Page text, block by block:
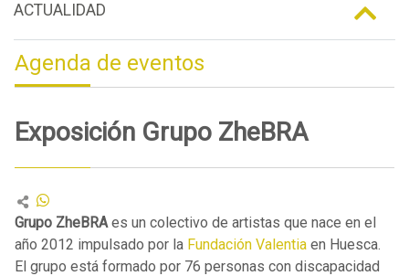
ACTUALIDAD
Agenda de eventos
Exposición Grupo ZheBRA
Grupo ZheBRA es un colectivo de artistas que nace en el
año 2012 impulsado por la Fundación Valentia en Huesca.
El grupo está formado por 76 personas con discapacidad